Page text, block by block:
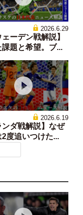
2026.6.29
ェーデン戦解説】
課題と希望。ブ...
2026.6.19
ンダ戦解説】なぜ
2度追いつけた...